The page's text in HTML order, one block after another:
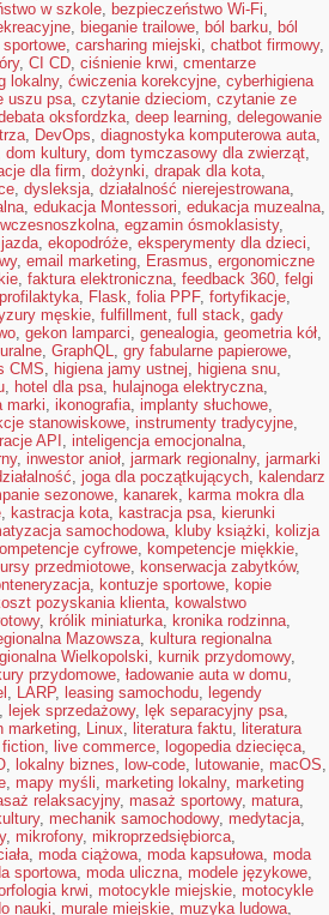
w szkole, bezpieczeństwo Wi-Fi,
, bieganie trailowe, ból barku, ból
sportowe, carsharing miejski, chatbot firmowy,
, CI CD, ciśnienie krwi, cmentarze
lokalny, ćwiczenia korekcyjne, cyberhigiena
uszu psa, czytanie dzieciom, czytanie ze
oksfordzka, deep learning, delegowanie
, DevOps, diagnostyka komputerowa auta,
dom kultury, dom tymczasowy dla zwierząt,
dla firm, dożynki, drapak dla kota,
, dysleksja, działalność nierejestrowana,
, edukacja Montessori, edukacja muzealna,
, egzamin ósmoklasisty,
, ekopodróże, eksperymenty dla dzieci,
, email marketing, Erasmus, ergonomiczne
, faktura elektroniczna, feedback 360, felgi
, Flask, folia PPF, fortyfikacje,
męskie, fulfillment, full stack, gady
, gekon lamparci, genealogia, geometria kół,
, GraphQL, gry fabularne papierowe,
CMS, higiena jamy ustnej, higiena snu,
, hotel dla psa, hulajnoga elektryczna,
marki, ikonografia, implanty słuchowe,
stanowiskowe, instrumenty tradycyjne,
API , inteligencja emocjonalna,
, inwestor anioł, jarmark regionalny, jarmarki
, joga dla początkujących, kalendarz
sezonowe, kanarek, karma mokra dla
, kastracja kota, kastracja psa, kierunki
samochodowa, kluby książki, kolizja
cyfrowe, kompetencje miękkie,
przedmiotowe, konserwacja zabytków,
, kontuzje sportowe, kopie
pozyskania klienta, kowalstwo
, królik miniaturka, kronika rodzinna,
Mazowsza, kultura regionalna
Wielkopolski, kurnik przydomowy,
przydomowe, ładowanie auta w domu,
, LARP, leasing samochodu, legendy
, lejek sprzedażowy, lęk separacyjny psa,
marketing, Linux, literatura faktu, literatura
fiction, live commerce, logopedia dziecięca,
, lokalny biznes, low-code, lutowanie, macOS,
, mapy myśli, marketing lokalny, marketing
relaksacyjny, masaż sportowy, matura,
, mechanik samochodowy, medytacja,
, mikrofony, mikroprzedsiębiorca,
, moda ciążowa, moda kapsułowa, moda
sportowa, moda uliczna, modele językowe,
krwi, motocykle miejskie, motocykle
nauki, murale miejskie, muzyka ludowa,